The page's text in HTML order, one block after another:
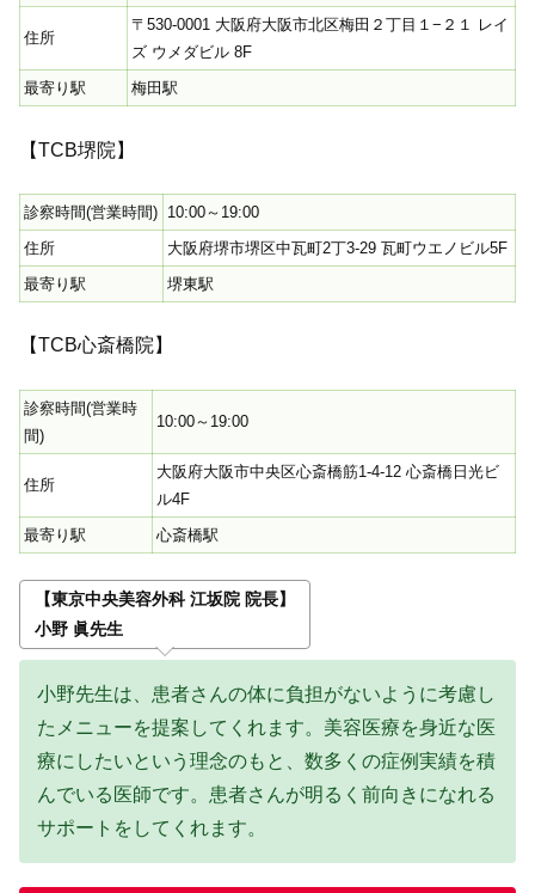
住所
〒530-0001 大阪府大阪市北区梅田２丁目１−２１ レイ
ズ ウメダビル 8F
最寄り駅
梅田駅
【TCB堺院】
診察時間(営業時間) 10:00～19:00
住所
大阪府堺市堺区中瓦町2丁3-29 瓦町ウエノビル5F
最寄り駅
堺東駅
【TCB心斎橋院】
診察時間(営業時
間)
10:00～19:00
住所
大阪府大阪市中央区心斎橋筋1-4-12 心斎橋日光ビ
ル4F
最寄り駅
心斎橋駅
【東京中央美容外科 江坂院 院長】
小野 眞先生
小野先生は、患者さんの体に負担がないように考慮し
たメニューを提案してくれます。美容医療を身近な医
療にしたいという理念のもと、数多くの症例実績を積
んでいる医師です。患者さんが明るく前向きになれる
サポートをしてくれます。